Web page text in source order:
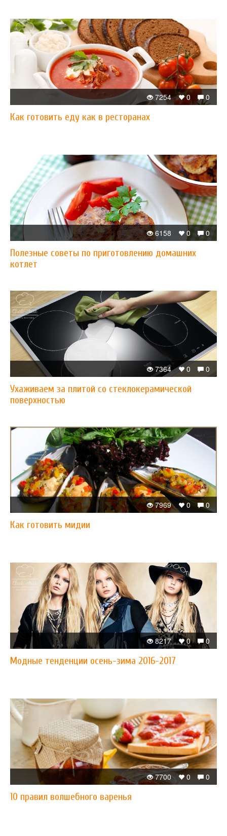
0
0
7254
​Как готовить еду как в ресторанах
0
0
6158
Полезные советы по приготовлению домашних
котлет
0
0
7364
Ухаживаем за плитой со стеклокерамической
поверхностью
0
0
7969
Как готовить мидии
0
0
8217
Модные тенденции осень-зима 2016-2017
0
0
7700
10 правил волшебного варенья